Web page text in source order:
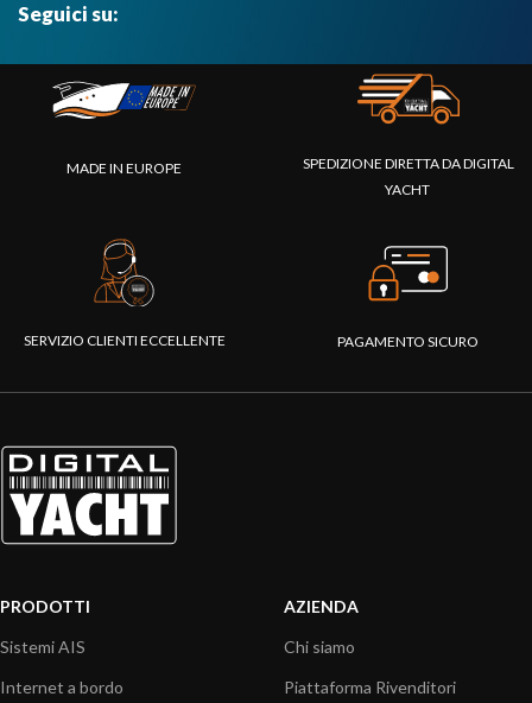
Seguici su:
MADE IN EUROPE
SPEDIZIONE DIRETTA DA DIGITAL
YACHT
SERVIZIO CLIENTI ECCELLENTE PAGAMENTO SICURO
PRODOTTI
Sistemi AIS
Internet a bordo
AZIENDA
Chi siamo
Piattaforma Rivenditori